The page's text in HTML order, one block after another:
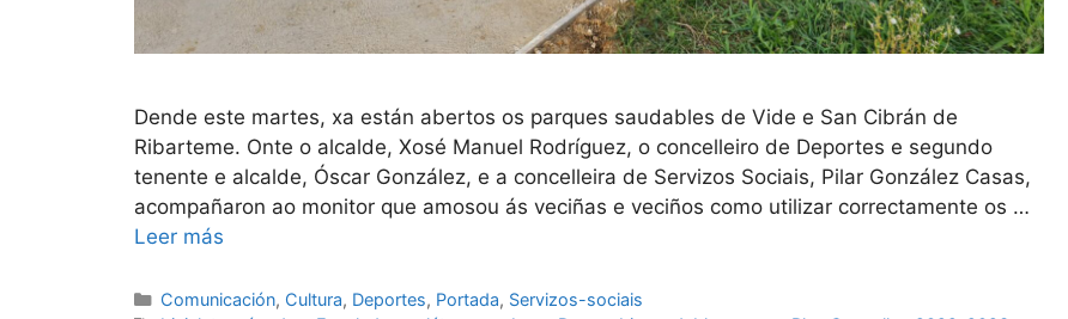
Dende este martes, xa están abertos os parques saudables de Vide e San Cibrán de
Ribarteme. Onte o alcalde, Xosé Manuel Rodríguez, o concelleiro de Deportes e segundo
tenente e alcalde, Óscar González, e a concelleira de Servizos Sociais, Pilar González Casas,
acompañaron ao monitor que amosou ás veciñas e veciños como utilizar correctamente os …
Leer más
Comunicación, Cultura, Deportes, Portada, Servizos-sociais